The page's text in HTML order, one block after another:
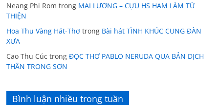
Neang Phi Rom trong MAI LƯƠNG – CỰU HS HAM LÀM TỪ
THIỆN
Hoa Thu Vàng Hát-Thơ trong Bài hát TÌNH KHÚC CUNG ĐÀN
XƯA
Cao Thu Cúc trongĐỌC THƠ PABLO NERUDA QUA BẢN DỊCH
THÂN TRONG SƠN
Bình luận nhiều trong tuần